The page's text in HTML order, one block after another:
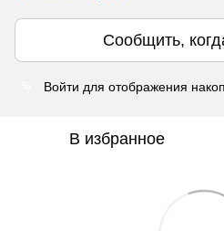
Сообщить,
Войти для отображения
В избранное